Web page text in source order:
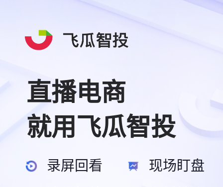
直播电商
就用飞瓜智投
录屏回看
现场盯盘